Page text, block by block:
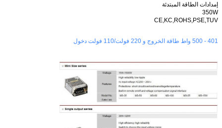
إمدادات الطاقة المبتدئة
350W
CE,KC,ROHS,PSE,TUV
401 - 500 واط طاقة الخروج و 220 فولت/110 فولت دخول